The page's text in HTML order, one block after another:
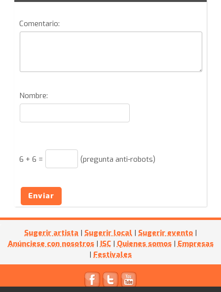
Comentario:
Nombre:
6 + 6 = (pregunta anti-robots)
Enviar
Sugerir artista | Sugerir local | Sugerir evento |
Anúnciese con nosotros | ISC | Quienes somos | Empresas
| Festivales